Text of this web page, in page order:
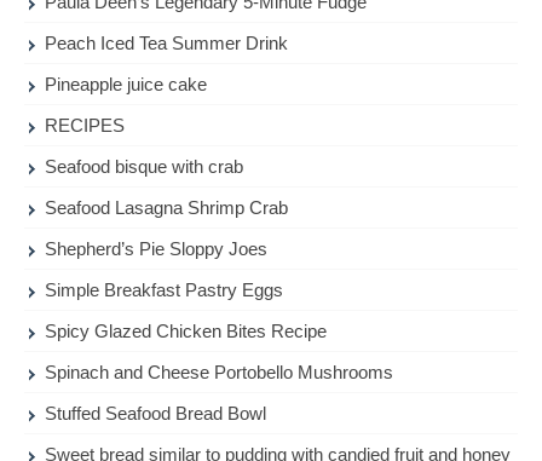
Peach Iced Tea Summer Drink
Pineapple juice cake
RECIPES
Seafood bisque with crab
Seafood Lasagna Shrimp Crab
Shepherd’s Pie Sloppy Joes
Simple Breakfast Pastry Eggs
Spicy Glazed Chicken Bites Recipe
Spinach and Cheese Portobello Mushrooms
Stuffed Seafood Bread Bowl
Sweet bread similar to pudding with candied fruit and honey